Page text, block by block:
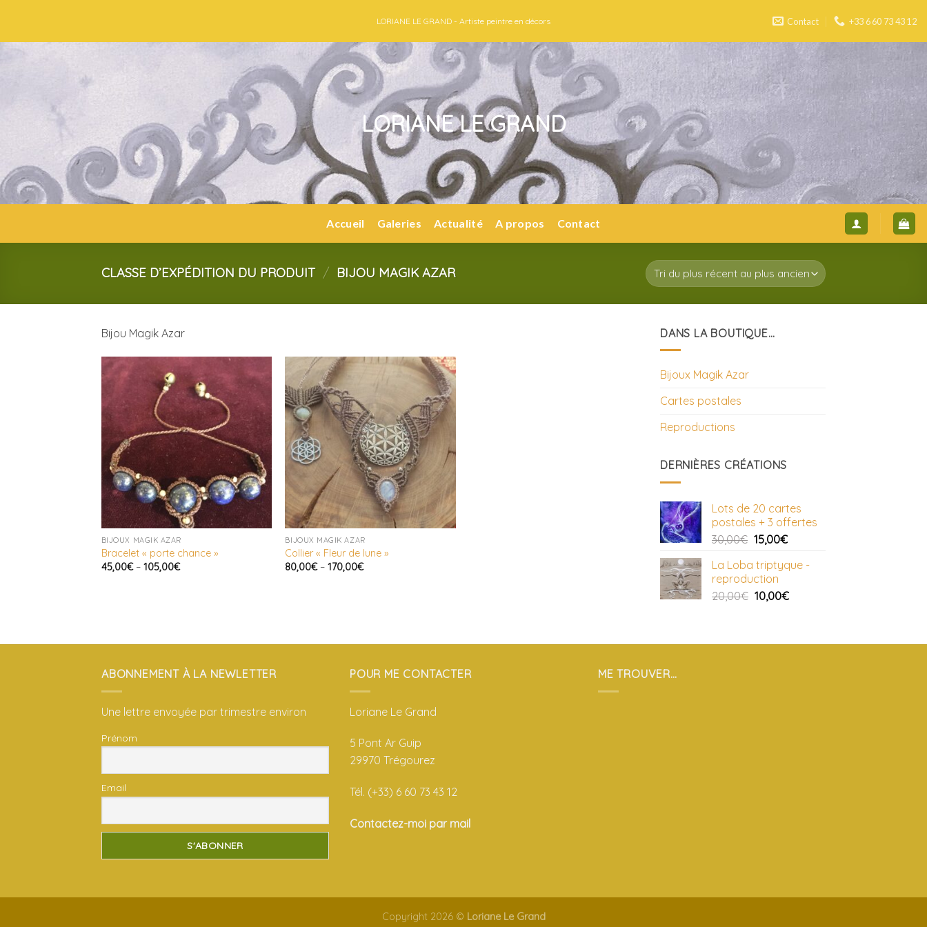
content
LORIANE LE GRAND - Artiste peintre en décors Contact +33 6 60 73 43 12
LORIANE LE GRAND
Accueil Galeries Actualité A propos Contact
CLASSE D’EXPÉDITION DU PRODUIT / BIJOU MAGIK AZAR
Bijou Magik Azar
BIJOUX MAGIK AZAR
Bracelet « porte chance »
45,00€– 105,00€
BIJOUX MAGIK AZAR
Collier « Fleur de lune »
80,00€–170,00€
DANS LA BOUTIQUE…
Bijoux Magik Azar
Cartes postales
Reproductions
DERNIÈRES CRÉATIONS
Lots de 20 cartes
postales + 3 offertes
30,00€ 15,00€
La Loba triptyque -
reproduction
20,00€ 10,00€
ABONNEMENT À LA NEWLETTER
Une lettre envoyée par trimestre environ
Prénom
Email
POUR ME CONTACTER
Loriane Le Grand
5 Pont Ar Guip
29970 Trégourez
Tél. (+33) 6 60 73 43 12
Contactez-moi par mail
ME TROUVER…
Copyright 2026 © Loriane Le Grand